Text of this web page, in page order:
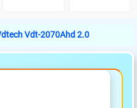
Vdt-2070Ahd 2.0